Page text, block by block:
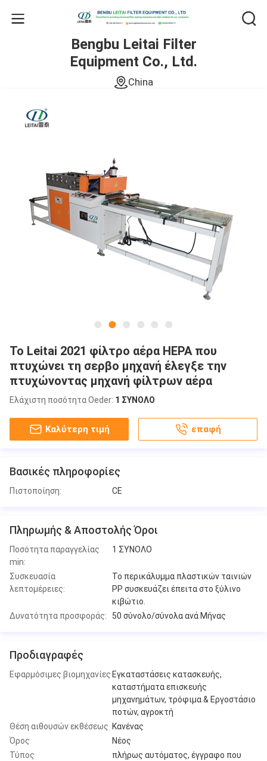
Bengbu Leitai Filter
Equipment Co., Ltd.
China
Το Leitai 2021 φίλτρο αέρα HEPA που
πτυχώνει τη σερβο μηχανή έλεγξε την
πτυχώνοντας μηχανή φίλτρων αέρα
Ελάχιστη ποσότητα Oeder: 1 ΣΥΝΟΛΟ
Καλύτερη τιμή επαφή
Βασικές πληροφορίες
Πιστοποίηση: CE
Πληρωμής & Αποστολής Όροι
Ποσότητα παραγγελίας
min:
1 ΣΥΝΟΛΟ
Συσκευασία
λεπτομέρειες:
Το περικάλυμμα πλαστικών ταινιών
PP συσκευάζει έπειτα στο ξύλινο
κιβώτιο.
Δυνατότητα προσφοράς:
50 σύνολο/σύνολα ανά Μήνας
Προδιαγραφές
Εφαρμόσιμες βιομηχανίες Εγκαταστάσεις κατασκευής,
καταστήματα επισκευής
μηχανημάτων, τρόφιμα & Εργοστάσιο
ποτών, αγροκτή
Θέση αιθουσών εκθέσεως Κανένας
Όρος
Νέος
Τύπος
πλήρως αυτόματος, έγγραφο που